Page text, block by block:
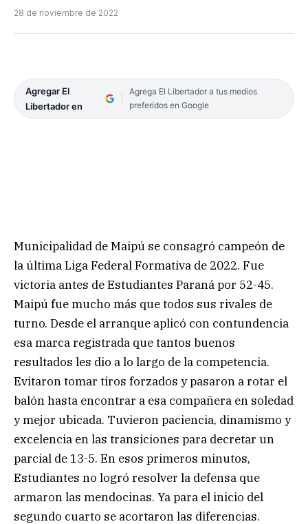
28 de noviembre de 2022
Agregar El
Libertador en
Agrega El Libertador a tus medios
preferidos en Google
Municipalidad de Maipú se consagró campeón de
la última Liga Federal Formativa de 2022. Fue
victoria antes de Estudiantes Paraná por 52-45.
Maipú fue mucho más que todos sus rivales de
turno. Desde el arranque aplicó con contundencia
esa marca registrada que tantos buenos
resultados les dio a lo largo de la competencia.
Evitaron tomar tiros forzados y pasaron a rotar el
balón hasta encontrar a esa compañera en soledad
y mejor ubicada. Tuvieron paciencia, dinamismo y
excelencia en las transiciones para decretar un
parcial de 13-5. En esos primeros minutos,
Estudiantes no logró resolver la defensa que
armaron las mendocinas. Ya para el inicio del
segundo cuarto se acortaron las diferencias.